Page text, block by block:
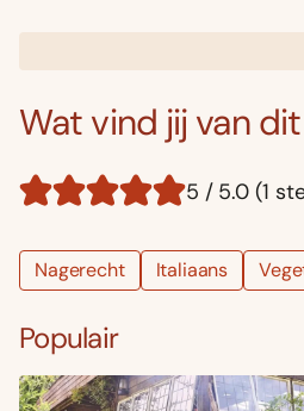
Wat vind jij van
5 / 5.0 (1
Nagerecht Italiaans
Populair